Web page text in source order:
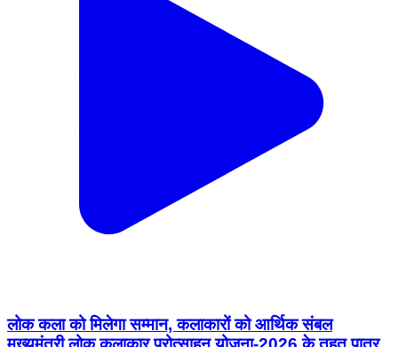
लोक कला को मिलेगा सम्मान, कलाकारों को आर्थिक संबल